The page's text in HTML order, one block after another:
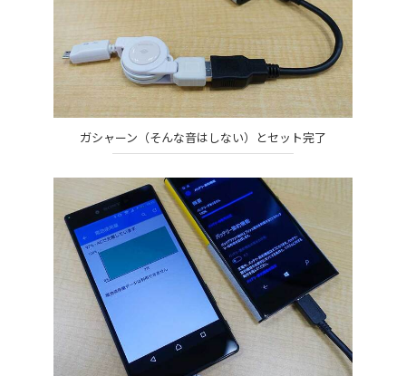
ガシャーン（そんな音はしない）とセット完了